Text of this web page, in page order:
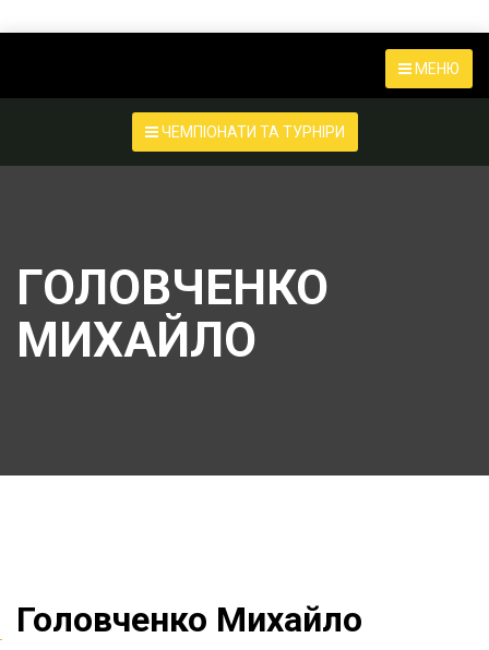
МЕНЮ
ЧЕМПІОНАТИ ТА ТУРНІРИ
ГОЛОВЧЕНКО
МИХАЙЛО
Головченко Михайло